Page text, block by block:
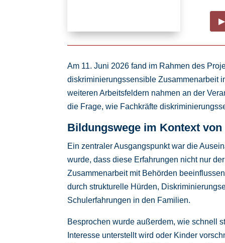
▶
Am 11. Juni 2026 fand im Rahmen des
diskriminierungssensible Zusammenarbeit
weiteren Arbeitsfeldern nahmen an der
die Frage, wie Fachkräfte
Bildungswege im Kontext
Ein zentraler Ausgangspunkt war die
wurde, dass diese Erfahrungen nicht nur
Zusammenarbeit mit Behörden
durch strukturelle Hürden,
Schulerfahrungen in den Familien.
Besprochen wurde außerdem, wie schnell
Interesse unterstellt wird oder Kinder